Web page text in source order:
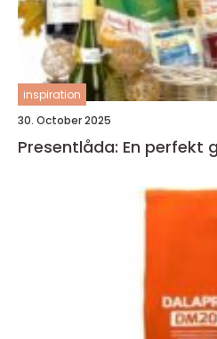
inspiration
30. October 2025
Presentlåda: En perfekt